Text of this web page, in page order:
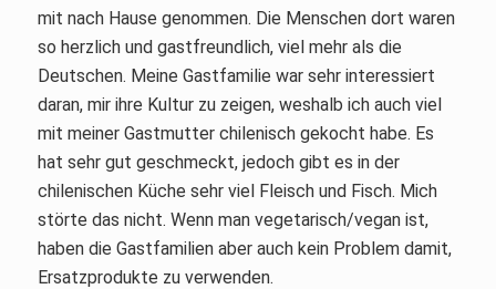
mit nach Hause genommen. Die Menschen dort waren
so herzlich und gastfreundlich, viel mehr als die
Deutschen. Meine Gastfamilie war sehr interessiert
daran, mir ihre Kultur zu zeigen, weshalb ich auch viel
mit meiner Gastmutter chilenisch gekocht habe. Es
hat sehr gut geschmeckt, jedoch gibt es in der
chilenischen Küche sehr viel Fleisch und Fisch. Mich
störte das nicht. Wenn man vegetarisch/vegan ist,
haben die Gastfamilien aber auch kein Problem damit,
Ersatzprodukte zu verwenden.